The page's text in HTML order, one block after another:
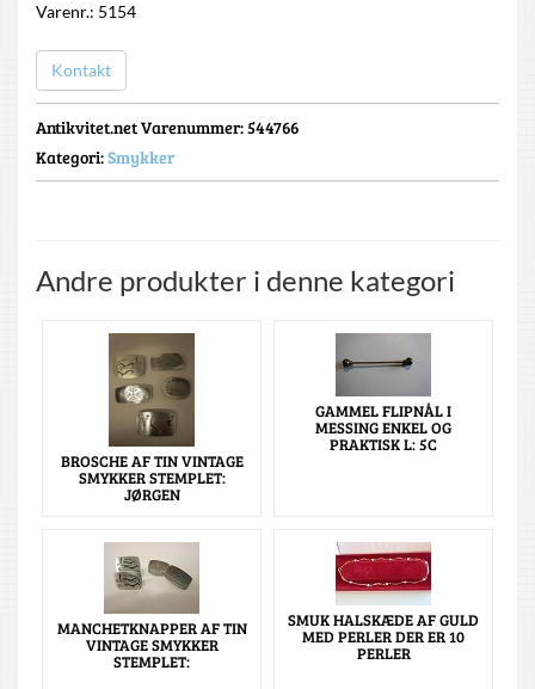
Varenr.: 5154
Kontakt
Antikvitet.net Varenummer: 544766
Kategori:Smykker
Andre produkter i denne kategori
BROSCHE AF TIN VINTAGE
SMYKKER STEMPLET:
JØRGEN
GAMMEL FLIPNÅL I
MESSING ENKEL OG
PRAKTISK L: 5C
MANCHETKNAPPER AF TIN
VINTAGE SMYKKER
STEMPLET:
SMUK HALSKÆDE AF GULD
MED PERLER DER ER 10
PERLER